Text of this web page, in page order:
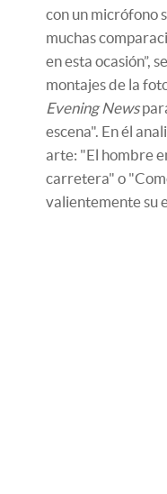
con un micrófono
muchas
en esta ocasión”,
montajes de la
Evening News
escena". En él
arte: "El hombre
carretera" o
valientemente su